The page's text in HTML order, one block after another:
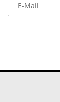
E-Mail